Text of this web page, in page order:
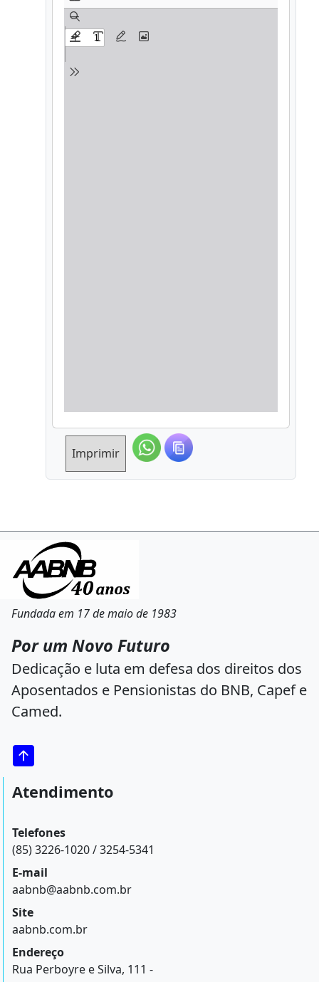
Imprimir
Fundada em 17 de maio de 1983
Por um Novo Futuro
Dedicação e luta em defesa dos direitos dos
Aposentados e Pensionistas do BNB, Capef e
Camed.
Atendimento
Telefones
(85) 3226-1020 / 3254-5341
E-mail
aabnb@aabnb.com.br
Site
aabnb.com.br
Endereço
Rua Perboyre e Silva, 111 -